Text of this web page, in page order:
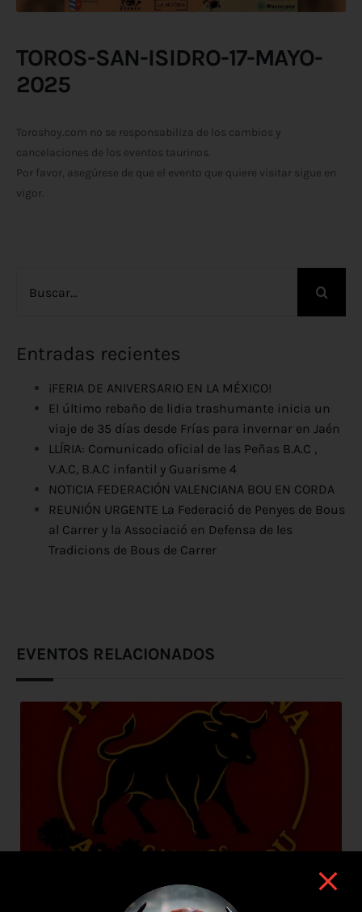
TOROS-SAN-ISIDRO-17-MAYO-
2025
Toroshoy.com no se responsabiliza de los cambios y
cancelaciones de los eventos taurinos.
Por favor, asegúrese de que el evento que quiere visitar sigue en
vigor.
Entradas recientes
¡FERIA DE ANIVERSARIO EN LA MÉXICO!
El último rebaño de lidia trashumante inicia un
viaje de 35 días desde Frías para invernar en Jaén
LLÍRIA: Comunicado oficial de las Peñas B.A.C ,
V.A.C, B.A.C infantil y Guarisme 4
NOTICIA FEDERACIÓN VALENCIANA BOU EN CORDA
REUNIÓN URGENTE La Federació de Penyes de Bous
al Carrer y la Associació en Defensa de les
Tradicions de Bous de Carrer
EVENTOS RELACIONADOS